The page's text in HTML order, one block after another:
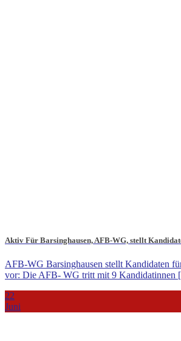
Aktiv Für Barsinghausen, AFB-WG, stellt
AFB‑WG Barsinghausen stellt Kandidaten
vor: Die AFB- WG tritt mit 9 Kandidatinnen
22
Juni